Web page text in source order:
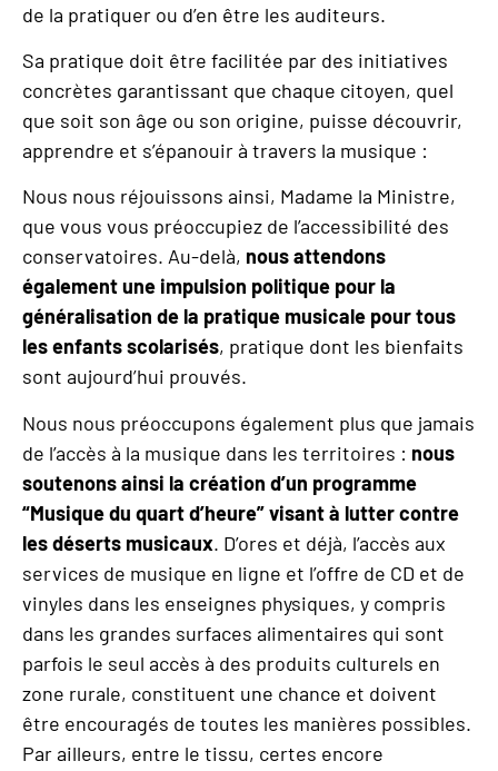
de la pratiquer ou d’en être les auditeurs.
Sa pratique doit être facilitée par des initiatives
concrètes garantissant que chaque citoyen, quel
que soit son âge ou son origine, puisse découvrir,
apprendre et s’épanouir à travers la musique :
Nous nous réjouissons ainsi, Madame la Ministre,
que vous vous préoccupiez de l’accessibilité des
conservatoires. Au-delà, nous attendons
également une impulsion politique pour la
généralisation de la pratique musicale pour tous
les enfants scolarisés, pratique dont les bienfaits
sont aujourd’hui prouvés.
Nous nous préoccupons également plus que jamais
de l’accès à la musique dans les territoires : nous
soutenons ainsi la création d’un programme
“Musique du quart d’heure” visant à lutter contre
les déserts musicaux. D’ores et déjà, l’accès aux
services de musique en ligne et l’offre de CD et de
vinyles dans les enseignes physiques, y compris
dans les grandes surfaces alimentaires qui sont
parfois le seul accès à des produits culturels en
zone rurale, constituent une chance et doivent
être encouragés de toutes les manières possibles.
Par ailleurs, entre le tissu, certes encore